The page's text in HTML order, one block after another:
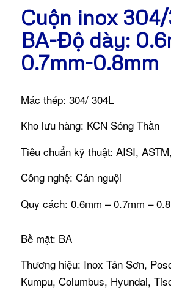
Cuộn inox
BA-Độ dày:
0.7mm-0.8mm
Mác thép: 304/ 304L
Kho lưu hàng: KCN Sóng Thần
Tiêu chuẩn kỹ thuật: AISI,
Công nghệ: Cán nguội
Quy cách: 0.6mm – 0.7mm –
Bề mặt: BA
Thương hiệu: Inox Tân Sơn,
Kumpu, Columbus, Hyundai,